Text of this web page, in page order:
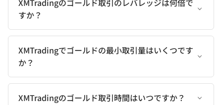
XMTradingのゴールド取引のレバレッジは何倍で
すか？
XMTradingでゴールドの最小取引量はいくつです
か？
XMTradingのゴールド取引時間はいつですか？